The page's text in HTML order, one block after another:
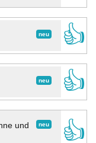
neu
👍
neu
👍
neu
und
👍